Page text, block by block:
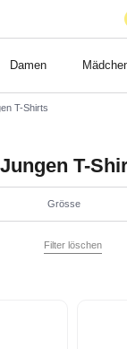
Damen
T-Shirts
Jungen T-
Grösse
Filter löschen